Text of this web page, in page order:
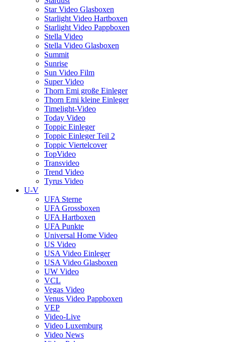
Star Video Glasboxen
Starlight Video Hartboxen
Starlight Video Pappboxen
Stella Video
Stella Video Glasboxen
Summit
Sunrise
Sun Video Film
Super Video
Thorn Emi große Einleger
Thorn Emi kleine Einleger
Timelight-Video
Today Video
Toppic Einleger
Toppic Einleger Teil 2
Toppic Viertelcover
TopVideo
Transvideo
Trend Video
Tyrus Video
U-V
UFA Sterne
UFA Grossboxen
UFA Hartboxen
UFA Punkte
Universal Home Video
US Video
USA Video Einleger
USA Video Glasboxen
UW Video
VCL
Vegas Video
Venus Video Pappboxen
VEP
Video-Live
Video Luxemburg
Video News